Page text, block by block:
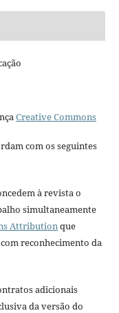
Creative Commons
com os seguintes
à revista o
simultaneamente
Attribution que
reconhecimento da
adicionais
da versão do